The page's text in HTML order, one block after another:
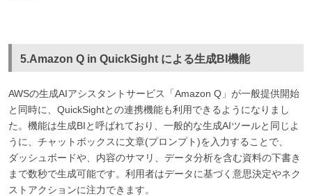
5.Amazon Q in QuickSight による生成BI機能
AWSの生成AIアシスタントサービス「Amazon Q」が一般提供開始
と同時に、QuickSightとの連携機能も利用できるようになりまし
た。機能は生成BIと呼ばれており、一般的な生成AIツールと同じよ
うに、チャットボックスに文章(プロンプト)を入力することで、
ダッシュボードや、内容のサマリ、データ分析を含む資料の下書き
まで数秒で生成可能です。利用者はデータに基づく意思決定やネク
ストアクションに注力できます。